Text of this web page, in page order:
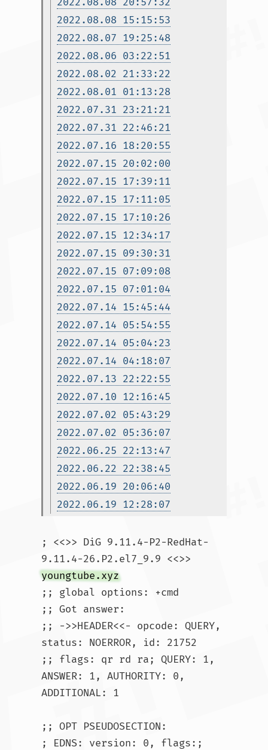
2022.08.08 15:15:53
2022.08.07 19:25:48
2022.08.06 03:22:51
2022.08.02 21:33:22
2022.08.01 01:13:28
2022.07.31 23:21:21
2022.07.31 22:46:21
2022.07.16 18:20:55
2022.07.15 20:02:00
2022.07.15 17:39:11
2022.07.15 17:11:05
2022.07.15 17:10:26
2022.07.15 12:34:17
2022.07.15 09:30:31
2022.07.15 07:09:08
2022.07.15 07:01:04
2022.07.14 15:45:44
2022.07.14 05:54:55
2022.07.14 05:04:23
2022.07.14 04:18:07
2022.07.13 22:22:55
2022.07.10 12:16:45
2022.07.02 05:43:29
2022.07.02 05:36:07
2022.06.25 22:13:47
2022.06.22 22:38:45
2022.06.19 20:06:40
2022.06.19 12:28:07
; <<>> DiG 9.11.4-P2-RedHat-
9.11.4-26.P2.el7_9.9 <<>>
youngtube.xyz
;; global options: +cmd
;; Got answer:
;; ->>HEADER<<- opcode: QUERY,
status: NOERROR, id: 21752
;; flags: qr rd ra; QUERY: 1,
ANSWER: 1, AUTHORITY: 0,
ADDITIONAL: 1
;; OPT PSEUDOSECTION:
; EDNS: version: 0, flags:;